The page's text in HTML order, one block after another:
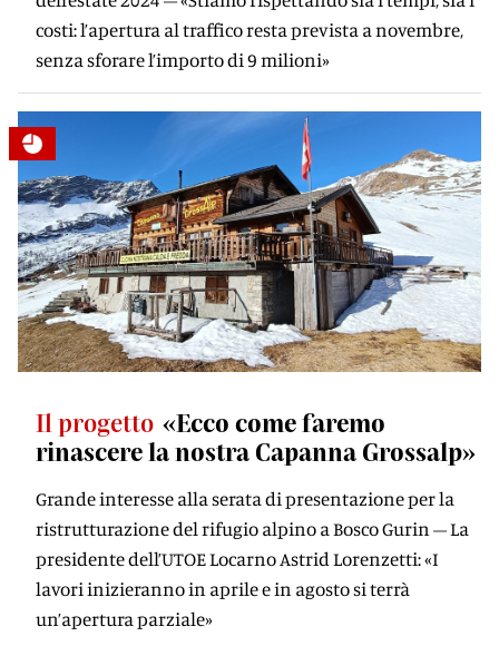
costi: l’apertura al traffico resta prevista a novembre,
senza sforare l’importo di 9 milioni»
Il progetto «Ecco come faremo
rinascere la nostra Capanna Grossalp»
Grande interesse alla serata di presentazione per la
ristrutturazione del rifugio alpino a Bosco Gurin – La
presidente dell’UTOE Locarno Astrid Lorenzetti: «I
lavori inizieranno in aprile e in agosto si terrà
un’apertura parziale»